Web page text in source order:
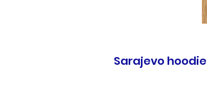
Sarajevo hoodie